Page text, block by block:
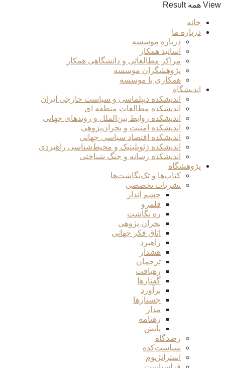
View همه Result
خانه
درباره ما
درباره موسسه
اساتید همکار
مراکز مطالعاتی و دانشگاهی همکار
پژوهشگران موسسه
همکاری با موسسه
اندیشگاه
اندیشکده دیپلماسی و سیاست خارجی ایران
اندیشکده مطالعات منطقه ای
اندیشکده روابط بین‌الملل و روندهای جهانی
اندیشکده امنیت و بحران‌پژوهی
اندیشکده اقتصاد سیاسی جهانی
اندیشکده ژئوپلیتیک و محیط‌شناسی راهبردی
اندیشکده رسانه و جنگ شناختی
پژوهشگاه
کتاب‌ها و تک‌نگاشت‌ها
نشریات تخصصی
چشم انداز
قلمرو
ره نگاشت
بحران پژوهی
اتاق فکر جهانی
راهبرد
هشدار
ترجمان
رهیافت
گفتارها
برآورد
جستارها
مدار
رهنامه
پایش
رصدگاه
سیاست‌کده
استراتژیوم